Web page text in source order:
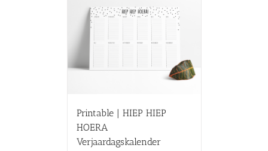
Printable | HIEP HIEP
HOERA
Verjaardagskalender